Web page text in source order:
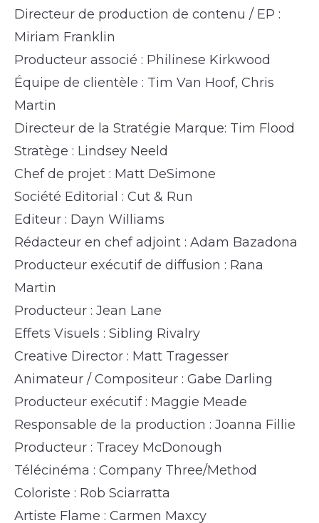
Directeur de production de contenu / EP :
Miriam Franklin
Producteur associé : Philinese Kirkwood
Équipe de clientèle : Tim Van Hoof, Chris
Martin
Directeur de la Stratégie Marque: Tim Flood
Stratège : Lindsey Neeld
Chef de projet : Matt DeSimone
Société Editorial : Cut & Run
Editeur : Dayn Williams
Rédacteur en chef adjoint : Adam Bazadona
Producteur exécutif de diffusion : Rana
Martin
Producteur : Jean Lane
Effets Visuels : Sibling Rivalry
Creative Director : Matt Tragesser
Animateur / Compositeur : Gabe Darling
Producteur exécutif : Maggie Meade
Responsable de la production : Joanna Fillie
Producteur : Tracey McDonough
Télécinéma : Company Three/Method
Coloriste : Rob Sciarratta
Artiste Flame : Carmen Maxcy